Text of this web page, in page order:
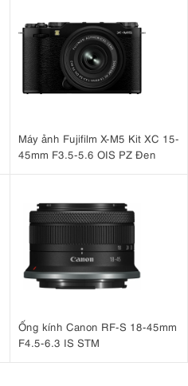
Máy ảnh Fujifilm X-M5 Kit XC 15-
45mm F3.5-5.6 OIS PZ Đen
Ống kính Canon RF-S 18-45mm
F4.5-6.3 IS STM